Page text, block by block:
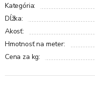
Kategória:
Dĺžka:
Akosť:
Hmotnosť na meter:
Cena za kg: